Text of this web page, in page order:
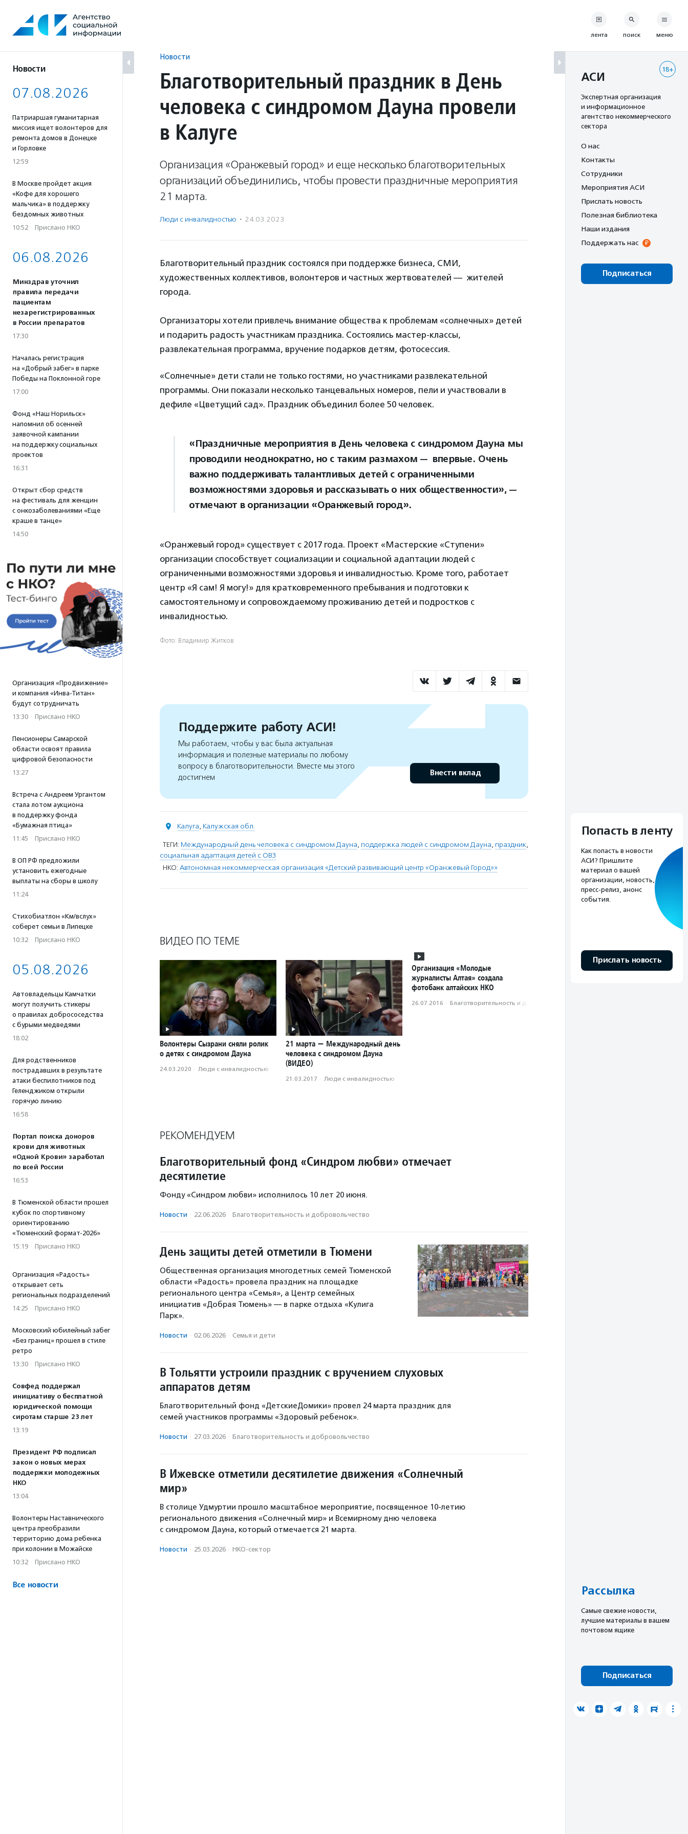
содержанию
Новости
07.08.2026
Патриаршая гуманитарная
миссия ищет волонтеров для
ремонта домов в Донецке
и Горловке
12:59
В Москве пройдет акция
«Кофе для хорошего
мальчика» в поддержку
бездомных животных
10:52 · Прислано НКО
06.08.2026
Минздрав уточнил
правила передачи
пациентам
незарегистрированных
в России препаратов
17:30
Началась регистрация
на «Добрый забег» в парке
Победы на Поклонной горе
17:00
Фонд «Наш Норильск»
напомнил об осенней
заявочной кампании
на поддержку социальных
проектов
16:31
Открыт сбор средств
на фестиваль для женщин
с онкозаболеваниями «Еще
краше в танце»
14:50
Организация «Продвижение»
и компания «Инва-Титан»
будут сотрудничать
13:30 · Прислано НКО
Пенсионеры Самарской
области освоят правила
цифровой безопасности
13:27
Встреча с Андреем Ургантом
стала лотом аукциона
в поддержку фонда
«Бумажная птица»
11:45 · Прислано НКО
В ОП РФ предложили
установить ежегодные
выплаты на сборы в школу
11:24
Стихобиатлон «Км/вслух»
соберет семьи в Липецке
10:32 · Прислано НКО
05.08.2026
Автовладельцы Камчатки
могут получить стикеры
о правилах добрососедства
с бурыми медведями
18:02
Для родственников
пострадавших в результате
атаки беспилотников под
Геленджиком открыли
горячую линию
16:58
Портал поиска доноров
крови для животных
«Одной Крови» заработал
по всей России
16:53
В Тюменской области прошел
кубок по спортивному
ориентированию
«Тюменский формат-2026»
15:19 · Прислано НКО
Организация «Радость»
открывает сеть
региональных подразделений
14:25 · Прислано НКО
Московский юбилейный забег
«Без границ» прошел в стиле
ретро
13:30 · Прислано НКО
Совфед поддержал
инициативу о бесплатной
юридической помощи
сиротам старше 23 лет
13:19
Президент РФ подписал
закон о новых мерах
поддержки молодежных
НКО
13:04
Волонтеры Наставнического
центра преобразили
территорию дома ребенка
при колонии в Можайске
10:32 · Прислано НКО
Все новости
Новости
Благотворительный праздник в День
человека с синдромом Дауна провели
в Калуге
Организация «Оранжевый город» и еще несколько благотворительных
организаций объединились, чтобы провести праздничные мероприятия
21 марта.
Люди с инвалидностью · 24.03.2023
Благотворительный праздник состоялся при поддержке бизнеса, СМИ,
художественных коллективов, волонтеров и частных жертвователей — жителей
города.
Организаторы хотели привлечь внимание общества к проблемам «солнечных» детей
и подарить радость участникам праздника. Состоялись мастер-классы,
развлекательная программа, вручение подарков детям, фотосессия.
«Солнечные» дети стали не только гостями, но участниками развлекательной
программы. Они показали несколько танцевальных номеров, пели и участвовали в
дефиле «Цветущий сад». Праздник объединил более 50 человек.
«Праздничные мероприятия в День человека с синдромом Дауна мы
проводили неоднократно, но с таким размахом — впервые. Очень
важно поддерживать талантливых детей с ограниченными
возможностями здоровья и рассказывать о них общественности», —
отмечают в организации «Оранжевый город».
«Оранжевый город» существует с 2017 года. Проект «Мастерские «Ступени»
организации способствует социализации и социальной адаптации людей с
ограниченными возможностями здоровья и инвалидностью. Кроме того, работает
центр «Я сам! Я могу!» для кратковременного пребывания и подготовки к
самостоятельному и сопровождаемому проживанию детей и подростков с
инвалидностью.
Фото: Владимир Житков
Поддержите работу АСИ!
Мы работаем, чтобы у вас была актуальная
информация и полезные материалы по любому
вопросу в благотворительности. Вместе мы этого
достигнем
Внести вклад
Калуга, Калужская обл.
ТЕГИ: Международный день человека с синдромом Дауна, поддержка людей с синдромом Дауна, праздник,
социальная адаптация детей с ОВЗ
НКО: Автономная некоммерческая организация «Детский развивающий центр «Оранжевый Город»»
ВИДЕО ПО ТЕМЕ
Волонтеры Сызрани сняли ролик
о детях с синдромом Дауна
24.03.2020 · Люди с инвалидностью
21 марта — Международный день
человека с синдромом Дауна
(ВИДЕО)
21.03.2017 · Люди с инвалидностью
Организация «Молодые
журналисты Алтая» создала
фотобанк алтайских НКО
26.07.2016 · Благотвори­тель­ность и доброволь­чест­во
РЕКОМЕНДУЕМ
Благотворительный фонд «Синдром любви» отмечает
десятилетие
Фонду «Синдром любви» исполнилось 10 лет 20 июня.
Новости · 22.06.2026 · Благотвори­тель­ность и доброволь­чест­во
День защиты детей отметили в Тюмени
Общественная организация многодетных семей Тюменской
области «Радость» провела праздник на площадке
регионального центра «Семья», а Центр семейных
инициатив «Добрая Тюмень» — в парке отдыха «Кулига
Парк».
Новости · 02.06.2026 · Семья и дети
В Тольятти устроили праздник с вручением слуховых
аппаратов детям
Благотворительный фонд «ДетскиеДомики» провел 24 марта праздник для
семей участников программы «Здоровый ребенок».
Новости · 27.03.2026 · Благотвори­тель­ность и доброволь­чест­во
В Ижевске отметили десятилетие движения «Солнечный
мир»
В столице Удмуртии прошло масштабное мероприятие, посвященное 10‑летию
регионального движения «Солнечный мир» и Всемирному дню человека
с синдромом Дауна, который отмечается 21 марта.
Новости · 25.03.2026 · НКО-сектор
лента поиск меню
18+
АСИ
Экспертная организация
и информационное
агентство некоммерческого
сектора
О нас
Контакты
Сотрудники
Мероприятия АСИ
Прислать новость
Полезная библиотека
Наши издания
Поддержать нас
Подписаться
Попасть в ленту
Как попасть в новости
АСИ? Пришлите
материал о вашей
организации, новость,
пресс-релиз, анонс
события.
Прислать новость
Рассылка
Cамые свежие новости,
лучшие материалы в вашем
почтовом ящике
Подписаться